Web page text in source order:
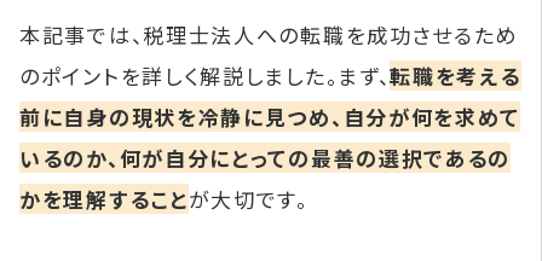
本記事では、税理士法人への転職を成功させるため
のポイントを詳しく解説しました。まず、転職を考える
前に自身の現状を冷静に見つめ、自分が何を求めて
いるのか、何が自分にとっての最善の選択であるの
かを理解することが大切です。